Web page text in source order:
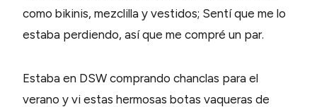
como bikinis, mezclilla y vestidos; Sentí que me lo
estaba perdiendo, así que me compré un par.
Estaba en DSW comprando chanclas para el
verano y vi estas hermosas botas vaqueras de